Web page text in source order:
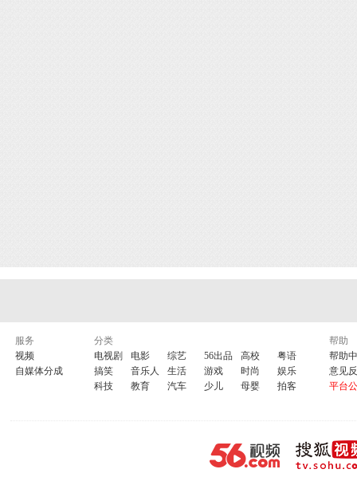
服务
视频
自媒体分成
分类
电视剧
电影 综艺 56出品 高校
粤语
搞笑
音乐人 生活 游戏 时尚
娱乐
科技
教育 汽车 少儿 母婴 拍客
帮助
帮助
意见
平台